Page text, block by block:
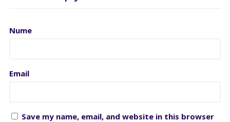
Nume
Email
Save my name, email, and website in this browser